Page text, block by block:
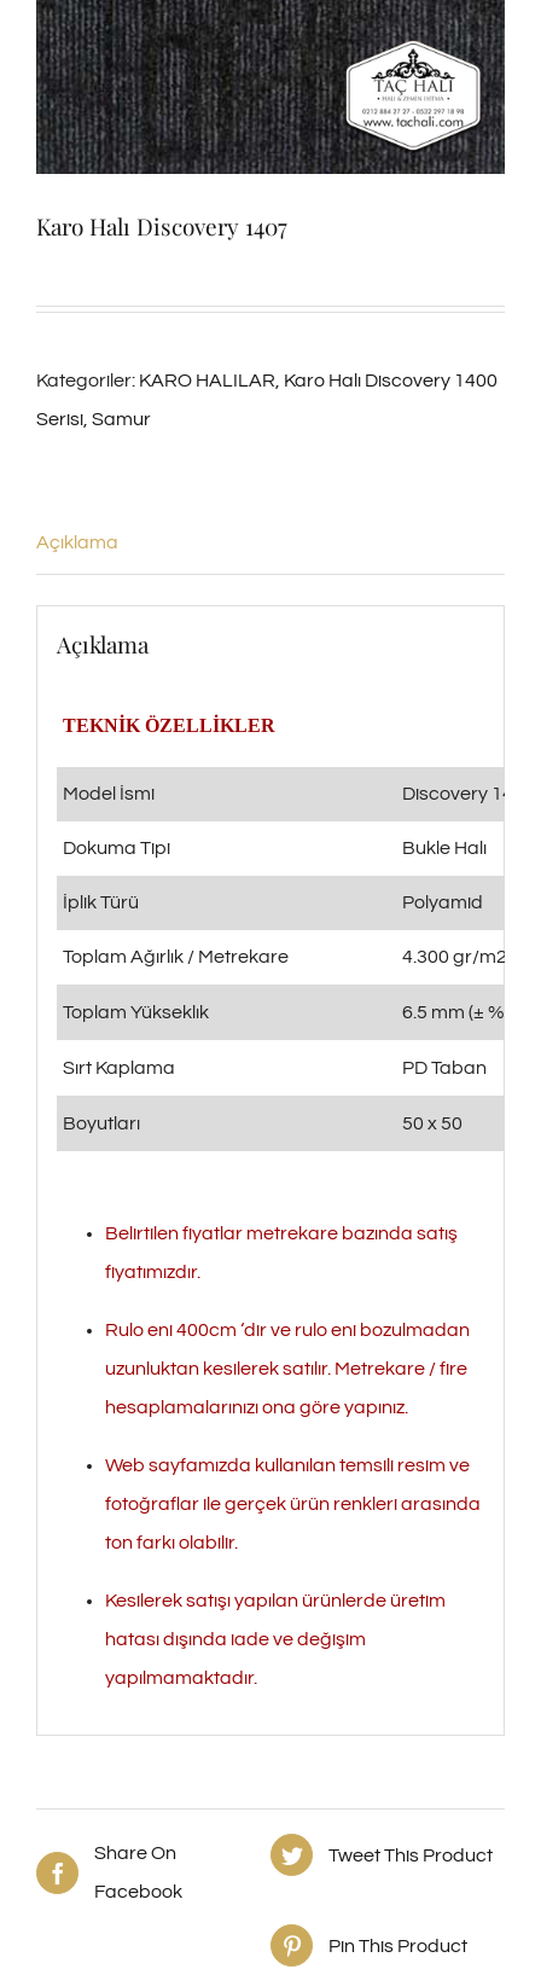
Karo Halı Discovery 1407
Kategoriler: KARO HALILAR, Karo Halı Discovery 1400
Serisi, Samur
Açıklama
Açıklama
TEKNİK ÖZELLİKLER
Model İsmi Discovery 1407
Dokuma Tipi Bukle Halı
İplik Türü Polyamid
Toplam Ağırlık / Metrekare 4.300 gr/m2 (±
Toplam Yükseklık 6.5 mm (± %5)
Sırt Kaplama PD Taban
Boyutları 50 x 50
Belirtilen fiyatlar metrekare bazında satış
fiyatımızdır.
Rulo eni 400cm ‘dir ve rulo eni bozulmadan
uzunluktan kesilerek satılır. Metrekare / fire
hesaplamalarınızı ona göre yapınız.
Web sayfamızda kullanılan temsili resim ve
fotoğraflar ile gerçek ürün renkleri arasında
ton farkı olabilir.
Kesilerek satışı yapılan ürünlerde üretim
hatası dışında iade ve değişim
yapılmamaktadır.
Share On
Facebook
Tweet This Product
Pin This Product